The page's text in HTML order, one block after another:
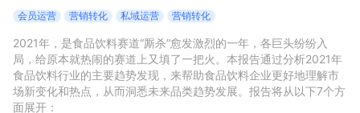
有赞成功案例 新零售最佳实践
面对面聊增长
有赞春季发布会 实干家直播间
会员运营 营销转化 私域运营 营销转化
2021年，是食品饮料赛道“厮杀”愈发激烈的一年，各巨头纷纷入
局，给原本就热闹的赛道上又填了一把火。本报告通过分析2021年
食品饮料行业的主要趋势发现，来帮助食品饮料企业更好地理解市
场新变化和热点，从而洞悉未来品类趋势发展。报告将从以下7个方
面展开：